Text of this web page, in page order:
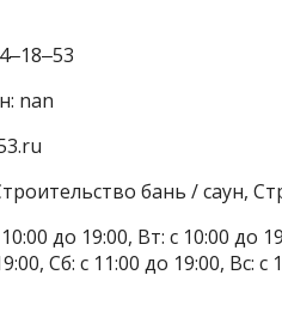
nan
бань / саун,
до 19:00, Вт: с 10:00 до
Сб: с 11:00 до 19:00, Вс: с